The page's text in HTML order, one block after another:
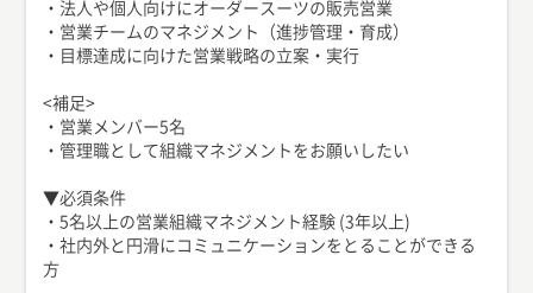
・法人や個人向けにオーダースーツの販売営業
・営業チームのマネジメント（進捗管理・育成）
・目標達成に向けた営業戦略の立案・実行
<補足>
・営業メンバー5名
・管理職として組織マネジメントをお願いしたい
▼必須条件
・5名以上の営業組織マネジメント経験 (3年以上)
・社内外と円滑にコミュニケーションをとることができる
方